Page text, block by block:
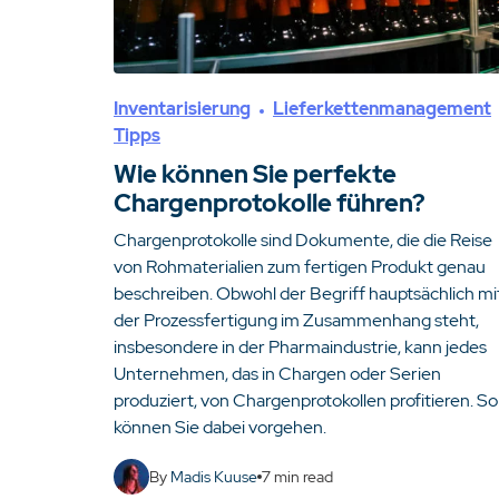
Inventarisierung
Lieferkettenmanagement
Tipps
Wie können Sie perfekte
Chargenprotokolle führen?
Chargenprotokolle sind Dokumente, die die Reise
von Rohmaterialien zum fertigen Produkt genau
beschreiben. Obwohl der Begriff hauptsächlich
der Prozessfertigung im Zusammenhang steht,
insbesondere in der Pharmaindustrie, kann jedes
Unternehmen, das in Chargen oder Serien
produziert, von Chargenprotokollen profitieren. So
können Sie dabei vorgehen.
By Madis Kuuse 7min read